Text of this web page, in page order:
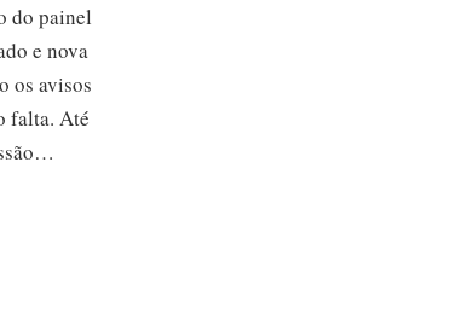
do painel
e nova
os avisos
falta. Até